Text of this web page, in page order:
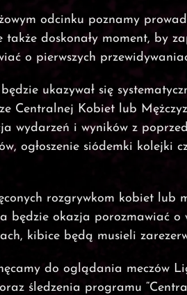
odcinku poznamy
także doskonały moment, by
o pierwszych
ukazywał się
Centralnej Kobiet lub
wydarzeń i wyników z
ogłoszenie siódemki kolejki
rozgrywkom kobiet lub
będzie okazja porozmawiać o
kibice będą musieli
do oglądania meczów
śledzenia programu